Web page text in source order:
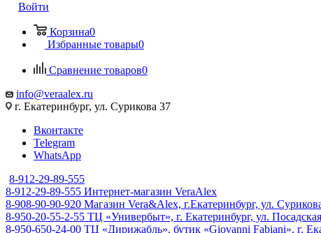
Войти
Корзина0
Избранные товары0
Сравнение товаров0
info@veraalex.ru
г. Екатеринбург, ул. Сурикова 37
Вконтакте
Telegram
WhatsApp
8-912-29-89-555
8-912-29-89-555 Интернет-магазин VeraAlex
8-908-90-90-920 Магазин Vera&Alex, г.Екатеринбург, ул.
8-950-20-55-2-55 ТЦ «Универбыт», г. Екатеринбург, ул.
8-950-650-24-00 ТЦ «Дирижабль», бутик «Giovanni Fabiani», г.